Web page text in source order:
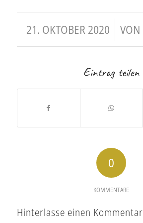
21. OKTOBER 2020
/ VON
Eintrag teilen
0
KOMMENTARE
Hinterlasse einen Kommentar